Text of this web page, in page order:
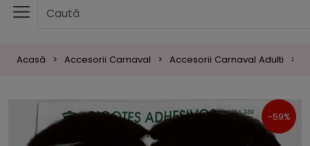
Acasă Accesorii Carnaval Accesorii Carnaval Adulti
-59%